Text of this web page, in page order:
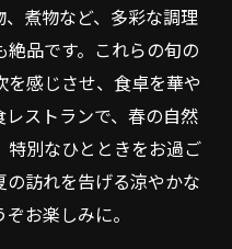
煮物など、多彩な調理
品です。これらの旬の
感じさせ、食卓を華や
ストランで、春の自然
特別なひとときをお過ご
の訪れを告げる涼やかな
お楽しみに。